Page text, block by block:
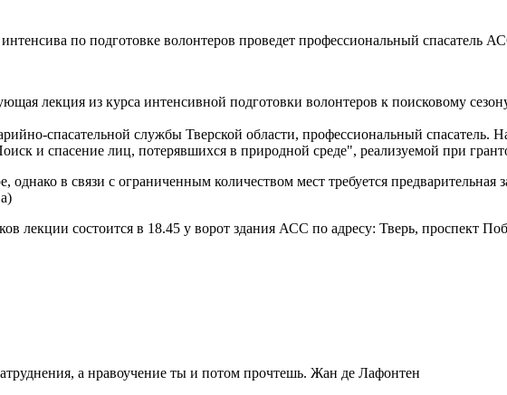
по подготовке волонтеров проведет профессиональный спасатель
лекция из курса интенсивной подготовки волонтеров к поисковому
спасательной службы Тверской области, профессиональный
и спасение лиц, потерявшихся в природной среде", реализуемой при
однако в связи с ограниченным количеством мест требуется предварительная
лекции состоится в 18.45 у ворот здания АСС по адресу: Тверь, проспект
а нравоучение ты и потом прочтешь. Жан де Лафонтен